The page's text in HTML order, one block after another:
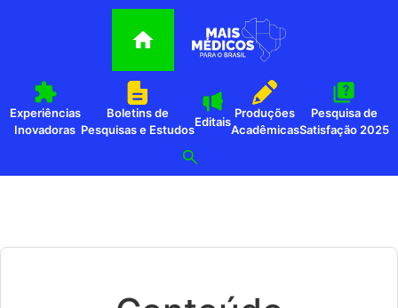
Experiências
Inovadoras
Boletins de
Pesquisas e Estudos
Editais
Produções
Acadêmicas
Pesquisa de
Satisfação 2025